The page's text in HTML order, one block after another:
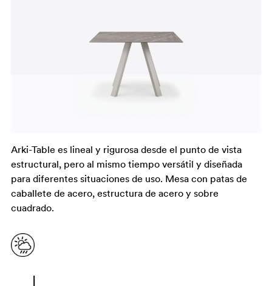
Arki-Table es lineal y rigurosa desde el punto de vista
estructural, pero al mismo tiempo versátil y diseñada
para diferentes situaciones de uso. Mesa con patas de
caballete de acero, estructura de acero y sobre
cuadrado.